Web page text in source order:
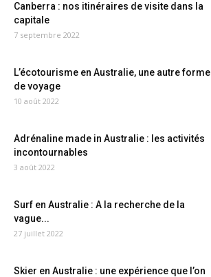
Canberra : nos itinéraires de visite dans la
capitale
7 septembre 2022
L’écotourisme en Australie, une autre forme
de voyage
10 août 2022
Adrénaline made in Australie : les activités
incontournables
3 août 2022
Surf en Australie : A la recherche de la
vague...
27 juillet 2022
Skier en Australie : une expérience que l’on